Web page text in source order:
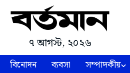
৭ আগস্ট, ২০২৬
বিনোদন ব্যবসা সম্পাদকীয়